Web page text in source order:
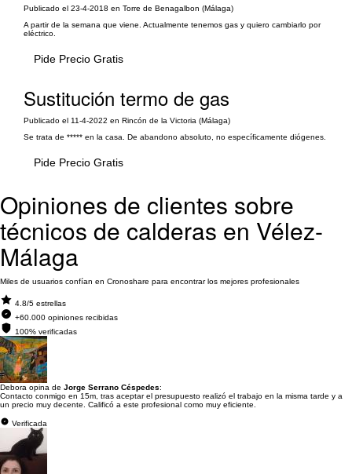
Publicado el 23-4-2018 en Torre de Benagalbon (Málaga)
A partir de la semana que viene. Actualmente tenemos gas y quiero cambiarlo por
eléctrico.
Pide Precio Gratis
Sustitución termo de gas
Publicado el 11-4-2022 en Rincón de la Victoria (Málaga)
Se trata de ***** en la casa. De abandono absoluto, no específicamente diógenes.
Pide Precio Gratis
Opiniones de clientes sobre
técnicos de calderas en Vélez-
Málaga
Miles de usuarios confían en Cronoshare para encontrar los mejores profesionales
4.8/5 estrellas
+60.000 opiniones recibidas
100% verificadas
Debora opina de Jorge Serrano Céspedes:
Contacto conmigo en 15m, tras aceptar el presupuesto realizó el trabajo en la misma tarde y a
un precio muy decente. Calificó a este profesional como muy eficiente.
Verificada